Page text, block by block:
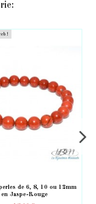
!
de 6, 8, 10 ou 12mm
en Jaspe-Rouge